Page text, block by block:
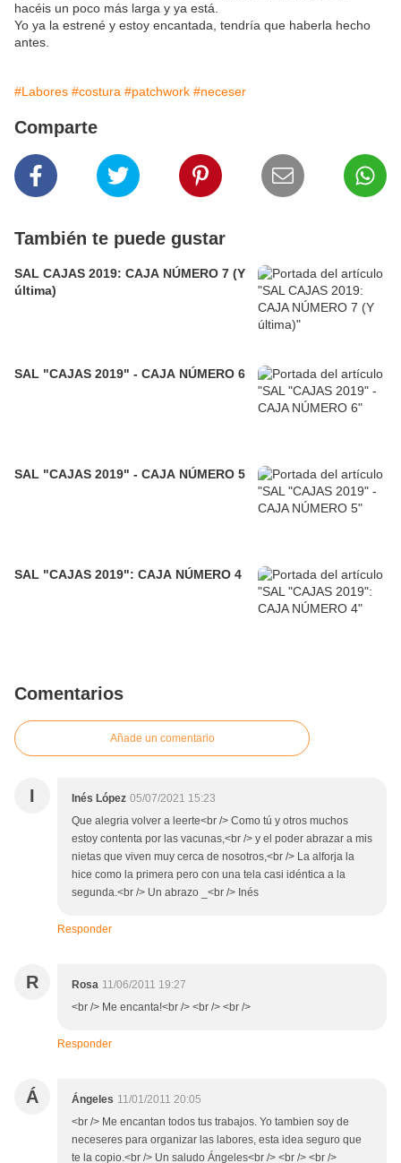
hacéis un poco más larga y ya está.
Yo ya la estrené y estoy encantada, tendría que haberla hecho
antes.
#Labores #costura #patchwork #neceser
Comparte
También te puede gustar
SAL CAJAS 2019: CAJA NÚMERO 7 (Y
última)
SAL "CAJAS 2019" - CAJA NÚMERO 6
SAL "CAJAS 2019" - CAJA NÚMERO 5
SAL "CAJAS 2019": CAJA NÚMERO 4
Comentarios
Añade un comentario
I Inés López 05/07/2021 15:23
Que alegria volver a leerte<br /> Como tú y otros muchos
estoy contenta por las vacunas,<br /> y el poder abrazar a mis
nietas que viven muy cerca de nosotros,<br /> La alforja la
hice como la primera pero con una tela casi idéntica a la
segunda.<br /> Un abrazo _<br /> Inés
Responder
R Rosa 11/06/2011 19:27
<br /> Me encanta!<br /> <br /> <br />
Responder
Á Ángeles 11/01/2011 20:05
<br /> Me encantan todos tus trabajos. Yo tambien soy de
neceseres para organizar las labores, esta idea seguro que
te la copio.<br /> Un saludo Ángeles<br /> <br /> <br />